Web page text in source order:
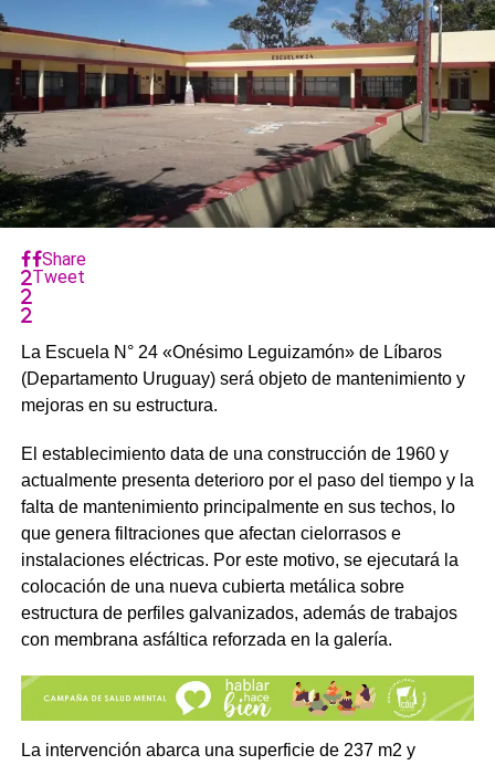
Share
Tweet
La Escuela N° 24 «Onésimo Leguizamón» de Líbaros
(Departamento Uruguay) será objeto de mantenimiento y
mejoras en su estructura.
El establecimiento data de una construcción de 1960 y
actualmente presenta deterioro por el paso del tiempo y la
falta de mantenimiento principalmente en sus techos, lo
que genera filtraciones que afectan cielorrasos e
instalaciones eléctricas. Por este motivo, se ejecutará la
colocación de una nueva cubierta metálica sobre
estructura de perfiles galvanizados, además de trabajos
con membrana asfáltica reforzada en la galería.
La intervención abarca una superficie de 237 m2 y